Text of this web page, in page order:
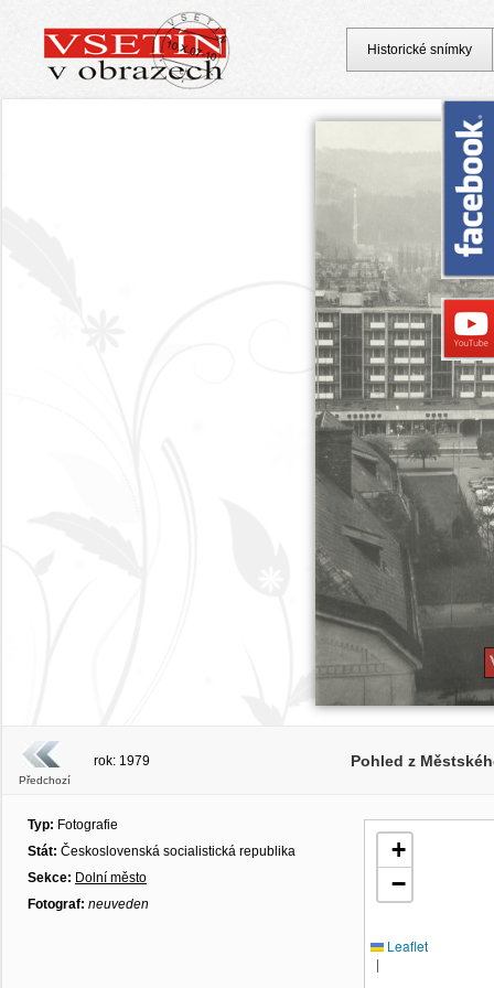
Předchozí
rok: 1979 Pohled z
Typ: Fotografie
Stát: Československá socialistická republika
Sekce: Dolní město
Fotograf: neuveden
+
−
Leaflet
|
Historické snímky